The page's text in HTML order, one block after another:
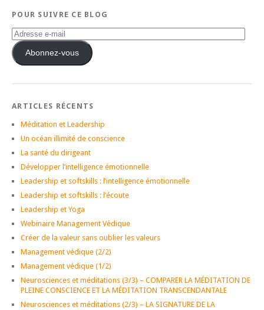
POUR SUIVRE CE BLOG
Adresse
e-
mail Abonnez-vous
ARTICLES RÉCENTS
Méditation et Leadership
Un océan illimité de conscience
La santé du dirigeant
Développer l’intelligence émotionnelle
Leadership et softskills : l’intelligence émotionnelle
Leadership et softskills : l’écoute
Leadership et Yoga
Webinaire Management Védique
Créer de la valeur sans oublier les valeurs
Management védique (2/2)
Management védique (1/2)
Neurosciences et méditations (3/3) – COMPARER LA MÉDITATION DE
PLEINE CONSCIENCE ET LA MÉDITATION TRANSCENDANTALE
Neurosciences et méditations (2/3) – LA SIGNATURE DE LA